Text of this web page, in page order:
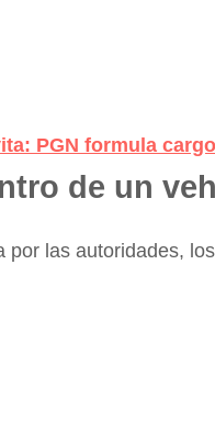
PGN formula
de un
las autoridades,